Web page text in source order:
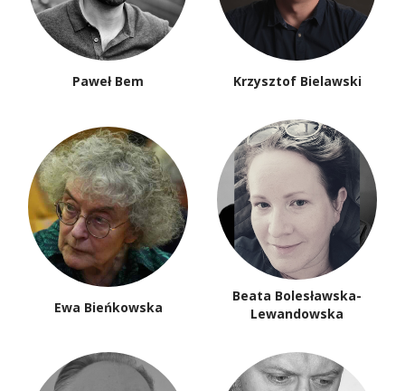
Paweł Bem Krzysztof Bielawski
Ewa Bieńkowska
Beata Bolesławska-
Lewandowska